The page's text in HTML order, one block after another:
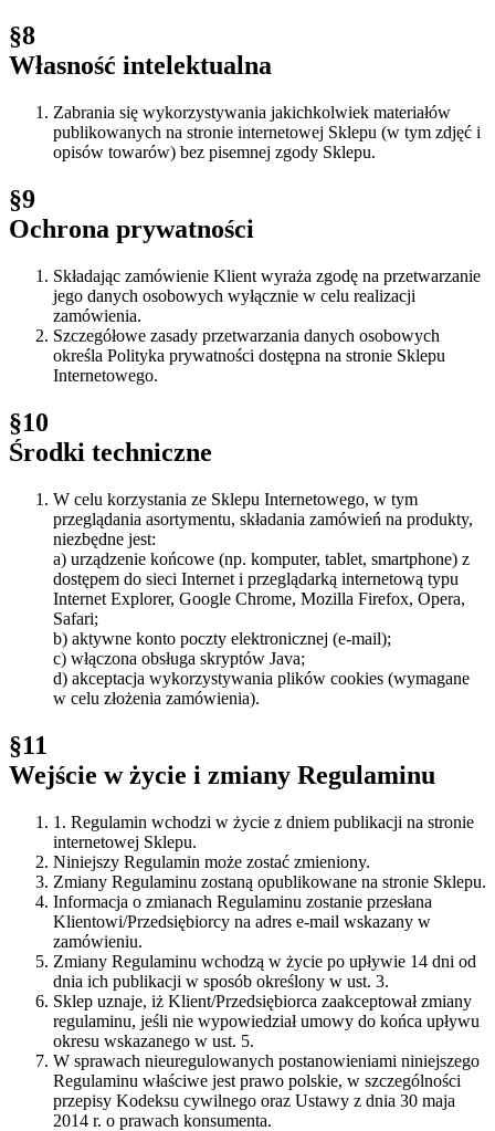
§8
Własność intelektualna
Zabrania się wykorzystywania jakichkolwiek materiałów
publikowanych na stronie internetowej Sklepu (w tym zdjęć i
opisów towarów) bez pisemnej zgody Sklepu.
§9
Ochrona prywatności
Składając zamówienie Klient wyraża zgodę na przetwarzanie
jego danych osobowych wyłącznie w celu realizacji
zamówienia.
Szczegółowe zasady przetwarzania danych osobowych
określa Polityka prywatności dostępna na stronie Sklepu
Internetowego.
§10
Środki techniczne
W celu korzystania ze Sklepu Internetowego, w tym
przeglądania asortymentu, składania zamówień na produkty,
niezbędne jest:
a) urządzenie końcowe (np. komputer, tablet, smartphone) z
dostępem do sieci Internet i przeglądarką internetową typu
Internet Explorer, Google Chrome, Mozilla Firefox, Opera,
Safari;
b) aktywne konto poczty elektronicznej (e-mail);
c) włączona obsługa skryptów Java;
d) akceptacja wykorzystywania plików cookies (wymagane
w celu złożenia zamówienia).
§11
Wejście w życie i zmiany Regulaminu
1. Regulamin wchodzi w życie z dniem publikacji na stronie
internetowej Sklepu.
Niniejszy Regulamin może zostać zmieniony.
Zmiany Regulaminu zostaną opublikowane na stronie Sklepu.
Informacja o zmianach Regulaminu zostanie przesłana
Klientowi/Przedsiębiorcy na adres e-mail wskazany w
zamówieniu.
Zmiany Regulaminu wchodzą w życie po upływie 14 dni od
dnia ich publikacji w sposób określony w ust. 3.
Sklep uznaje, iż Klient/Przedsiębiorca zaakceptował zmiany
regulaminu, jeśli nie wypowiedział umowy do końca upływu
okresu wskazanego w ust. 5.
W sprawach nieuregulowanych postanowieniami niniejszego
Regulaminu właściwe jest prawo polskie, w szczególności
przepisy Kodeksu cywilnego oraz Ustawy z dnia 30 maja
2014 r. o prawach konsumenta.